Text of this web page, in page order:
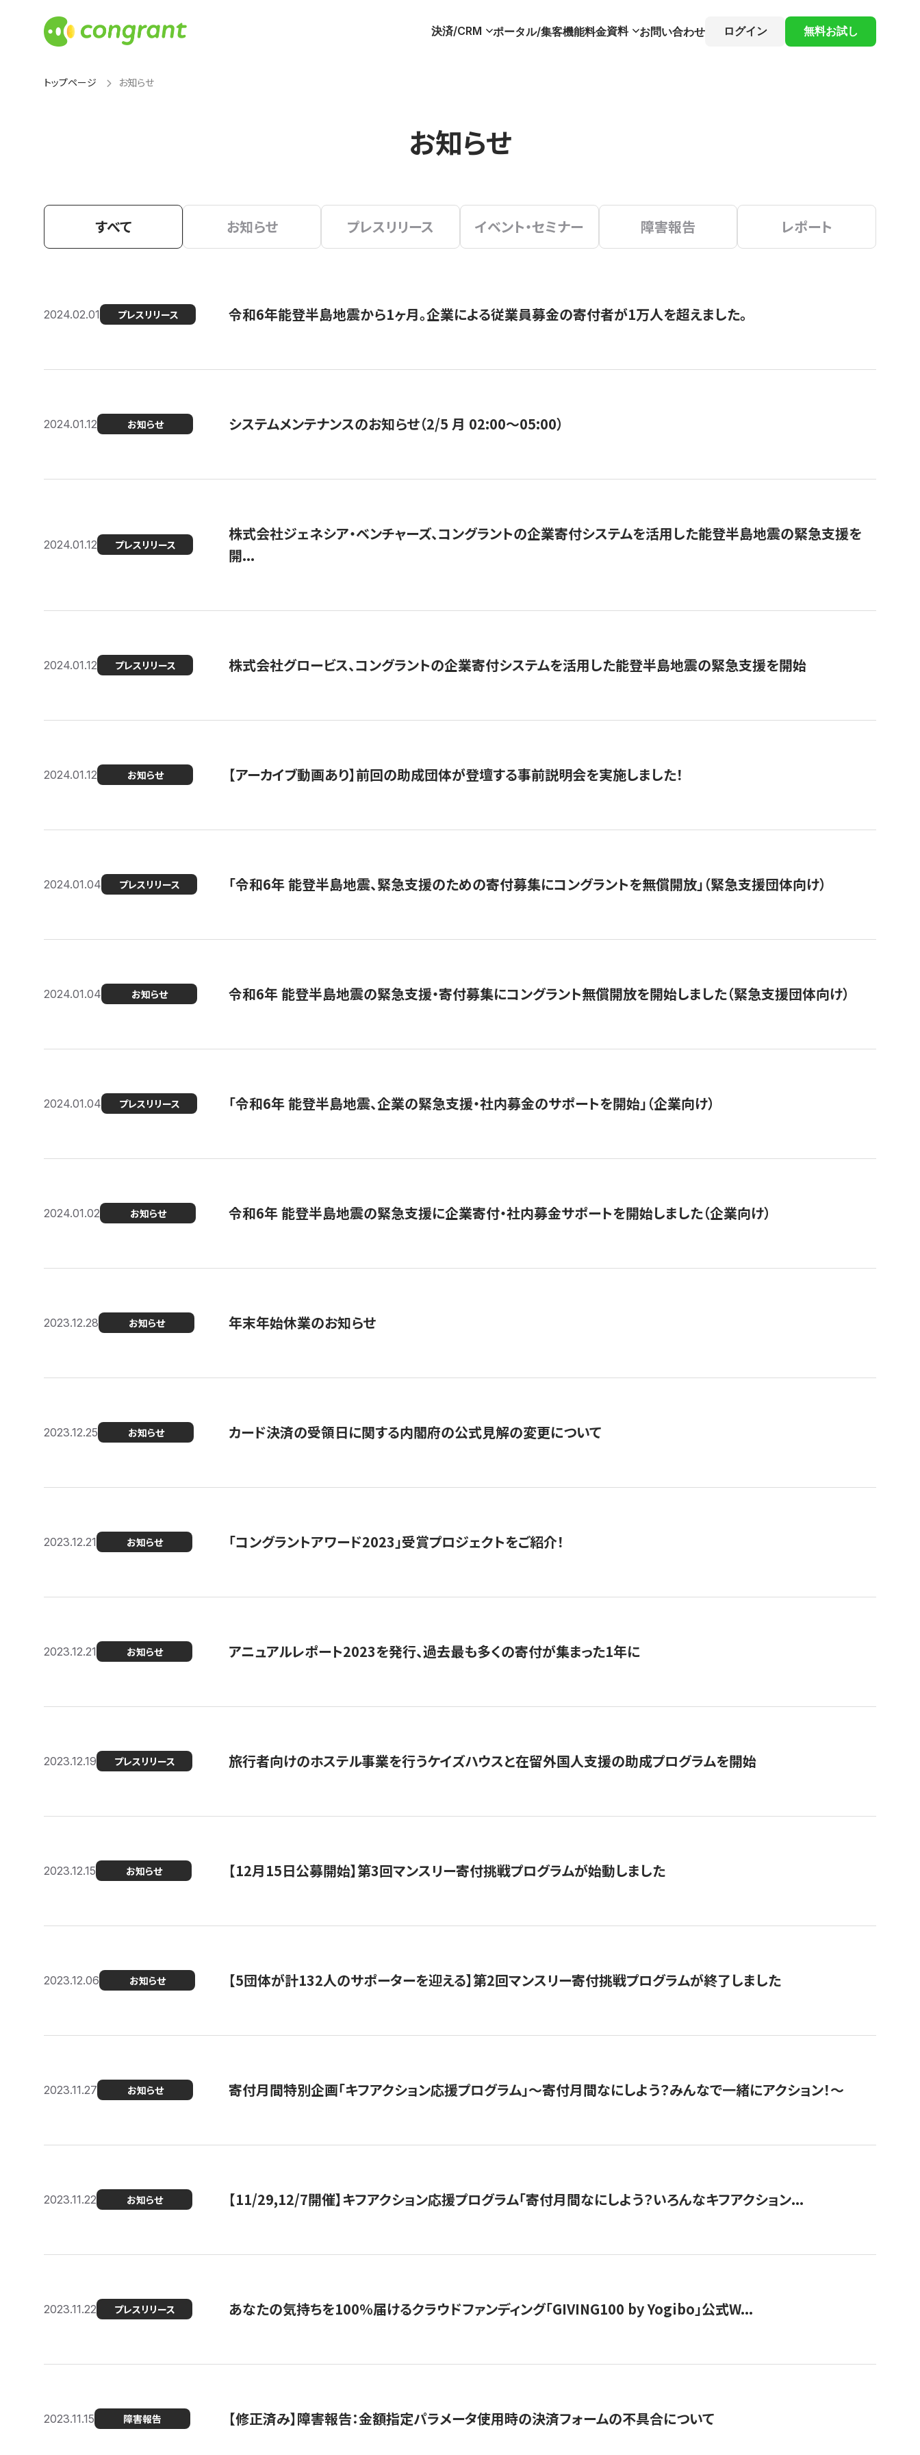
決済/CRM ポータル/集客機能料金資料 お問い合わせ ログイン 無料お試し
トップページ お知らせ
お知らせ
すべて お知らせ プレスリリース イベント・セミナー 障害報告 レポート
2024.02.01 プレスリリース 令和6年能登半島地震から1ヶ月。企業による従業員募金の寄付者が1万人を超えました。
2024.01.12 お知らせ システムメンテナンスのお知らせ（2/5 月 02:00〜05:00）
2024.01.12 プレスリリース
株式会社ジェネシア・ベンチャーズ、コングラントの企業寄付システムを活用した能登半島地震の緊急支援を
開...
2024.01.12 プレスリリース 株式会社グロービス、コングラントの企業寄付システムを活用した能登半島地震の緊急支援を開始
2024.01.12 お知らせ 【アーカイブ動画あり】前回の助成団体が登壇する事前説明会を実施しました！
2024.01.04 プレスリリース 「令和6年 能登半島地震、緊急支援のための寄付募集にコングラントを無償開放」（緊急支援団体向け）
2024.01.04 お知らせ 令和6年 能登半島地震の緊急支援・寄付募集にコングラント無償開放を開始しました（緊急支援団体向け）
2024.01.04 プレスリリース 「令和6年 能登半島地震、企業の緊急支援・社内募金のサポートを開始」（企業向け）
2024.01.02 お知らせ 令和6年 能登半島地震の緊急支援に企業寄付・社内募金サポートを開始しました（企業向け）
2023.12.28 お知らせ 年末年始休業のお知らせ
2023.12.25 お知らせ カード決済の受領日に関する内閣府の公式見解の変更について
2023.12.21 お知らせ 「コングラントアワード2023」受賞プロジェクトをご紹介！
2023.12.21 お知らせ アニュアルレポート2023を発行、過去最も多くの寄付が集まった1年に
2023.12.19 プレスリリース 旅行者向けのホステル事業を行うケイズハウスと在留外国人支援の助成プログラムを開始
2023.12.15 お知らせ 【12月15日公募開始】第3回マンスリー寄付挑戦プログラムが始動しました
2023.12.06 お知らせ 【5団体が計132人のサポーターを迎える】第2回マンスリー寄付挑戦プログラムが終了しました
2023.11.27 お知らせ 寄付月間特別企画「キフアクション応援プログラム」〜寄付月間なにしよう？みんなで一緒にアクション！〜
2023.11.22 お知らせ 【11/29,12/7開催】キフアクション応援プログラム「寄付月間なにしよう？いろんなキフアクション...
2023.11.22 プレスリリース あなたの気持ちを100％届けるクラウドファンディング「GIVING100 by Yogibo」公式W...
2023.11.15 障害報告 【修正済み】障害報告：金額指定パラメータ使用時の決済フォームの不具合について